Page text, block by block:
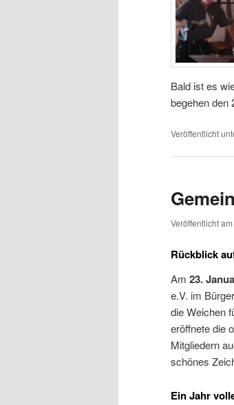
Bald ist es
begehen den
Veröffentlicht
Veröffentlicht am
Rückblick
Am 23.
e.V. im
die Weichen
eröffnete die
Mitgliedern
schönes
Ein Jahr